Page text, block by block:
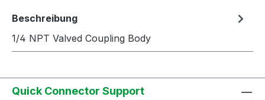
Beschreibung
1/4 NPT Valved Coupling Body
Quick Connector Support